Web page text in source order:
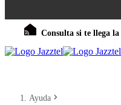
Consulta si te llega
Ayuda